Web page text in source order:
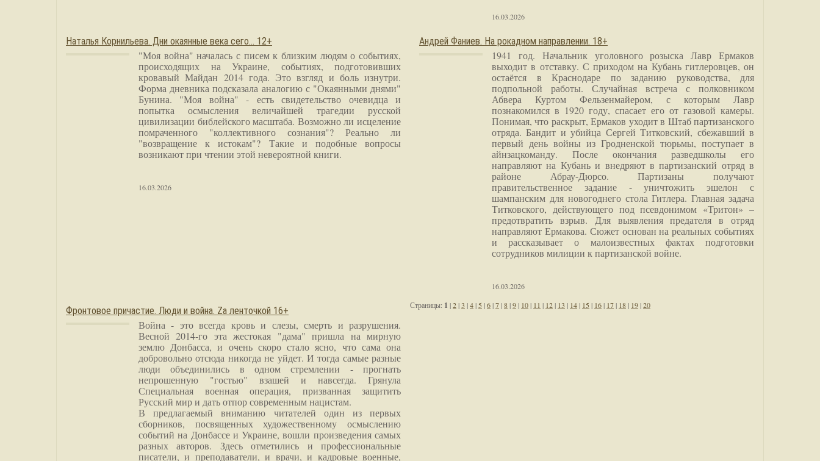
16.03.2026
Наталья Корнильева. Дни окаянные века сего… 12+
"Моя война" началась с писем к близким людям о событиях,
происходящих на Украине, событиях, подготовивших
кровавый Майдан 2014 года. Это взгляд и боль изнутри.
Форма дневника подсказала аналогию с "Окаянными днями"
Бунина. "Моя война" - есть свидетельство очевидца и
попытка осмысления величайшей трагедии русской
цивилизации библейского масштаба. Возможно ли исцеление
помраченного "коллективного сознания"? Реально ли
"возвращение к истокам"? Такие и подобные вопросы
возникают при чтении этой невероятной книги.
16.03.2026
Андрей Фаниев. На рокадном направлении. 18+
1941 год. Начальник уголовного розыска Лавр Ермаков
выходит в отставку. С приходом на Кубань гитлеровцев, он
остаётся в Краснодаре по заданию руководства, для
подпольной работы. Случайная встреча с полковником
Абвера Куртом Фельзенмайером, с которым Лавр
познакомился в 1920 году, спасает его от газовой камеры.
Понимая, что раскрыт, Ермаков уходит в Штаб партизанского
отряда. Бандит и убийца Сергей Титковский, сбежавший в
первый день войны из Гродненской тюрьмы, поступает в
айнзацкоманду. После окончания разведшколы его
направляют на Кубань и внедряют в партизанский отряд в
районе Абрау-Дюрсо. Партизаны получают
правительственное задание - уничтожить эшелон с
шампанским для новогоднего стола Гитлера. Главная задача
Титковского, действующего под псевдонимом «Тритон» –
предотвратить взрыв. Для выявления предателя в отряд
направляют Ермакова. Сюжет основан на реальных событиях
и рассказывает о малоизвестных фактах подготовки
сотрудников милиции к партизанской войне.
16.03.2026
Фронтовое причастие. Люди и война. Zа ленточкой 16+
Война - это всегда кровь и слезы, смерть и разрушения.
Весной 2014-го эта жестокая "дама" пришла на мирную
землю Донбасса, и очень скоро стало ясно, что сама она
добровольно отсюда никогда не уйдет. И тогда самые разные
люди объединились в одном стремлении - прогнать
непрошенную "гостью" взашей и навсегда. Грянула
Специальная военная операция, призванная защитить
Русский мир и дать отпор современным нацистам.
В предлагаемый вниманию читателей один из первых
сборников, посвященных художественному осмыслению
событий на Донбассе и Украине, вошли произведения самых
разных авторов. Здесь отметились и профессиональные
писатели, и преподаватели, и врачи, и кадровые военные,
Страницы: 1 |2|3 |4| 5 |6|7|8|9| 10| 11 | 12| 13 | 14| 15 | 16| 17| 18| 19|20